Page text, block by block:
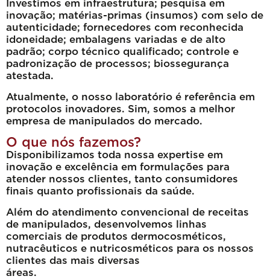
Investimos em infraestrutura; pesquisa em
inovação; matérias-primas (insumos) com selo de
autenticidade; fornecedores com reconhecida
idoneidade; embalagens variadas e de alto
padrão; corpo técnico qualificado; controle e
padronização de processos; biossegurança
atestada.
Atualmente, o nosso laboratório é referência em
protocolos inovadores. Sim, somos a melhor
empresa de manipulados do mercado.
O que nós fazemos?
Disponibilizamos toda nossa expertise em
inovação e excelência em formulações para
atender nossos clientes, tanto consumidores
finais quanto profissionais da saúde.
Além do atendimento convencional de receitas
de manipulados, desenvolvemos linhas
comerciais de produtos dermocosméticos,
nutracêuticos e nutricosméticos para os nossos
clientes das mais diversas